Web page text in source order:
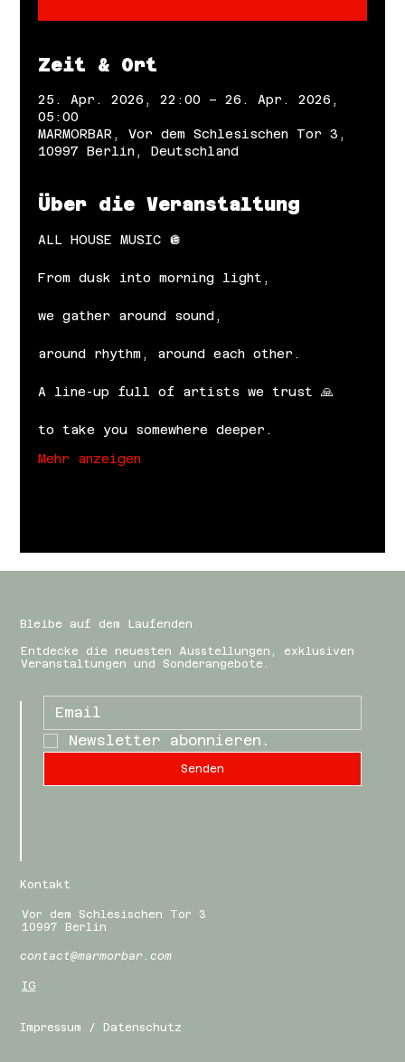
Zeit & Ort
25. Apr. 2026, 22:00 – 26. Apr. 2026,
05:00
MARMORBAR, Vor dem Schlesischen Tor 3,
10997 Berlin, Deutschland
Über die Veranstaltung
ALL HOUSE MUSIC 🪩
From dusk into morning light,
we gather around sound,
around rhythm, around each other.
A line-up full of artists we trust 🙏
to take you somewhere deeper.
Mehr anzeigen
Bleibe auf dem Laufenden
Entdecke die neuesten Ausstellungen, exklusiven
Veranstaltungen und Sonderangebote.
Newsletter abonnieren.
Senden
Kontakt
Vor dem Schlesischen Tor 3
10997 Berlin
contact@marmorbar.com
IG
Impressum / Datenschutz